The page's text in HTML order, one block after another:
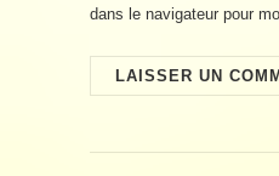
dans le navigateur pour